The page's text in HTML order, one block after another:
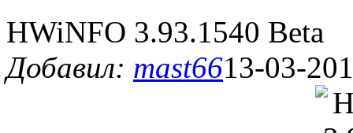
HWiNFO 3.93.1540 Beta
Добавил: mast6613-03-